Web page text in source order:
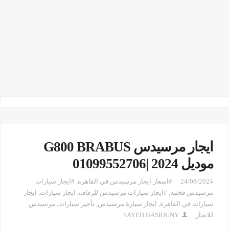
ايجار مرسيدس G800 BRABUS
موديل 2024 |01099552706
24/08/2024 #اسعار ايجار مرسيدس في القاهره, #ايجار سيارات
مرسيدس فخمه, #ايجار سيارات مرسيدس للزفاف, ايجار سيارات, ايجار
سيارات في القاهرة, ايجار سيارة مرسيدس, تأجير سيارات, مرسيدس
للايجار
SAYED BASIOUNY